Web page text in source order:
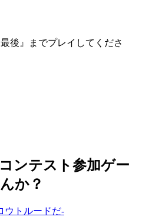
後』までプレイしてくださ
ンテスト参加ゲー
か？